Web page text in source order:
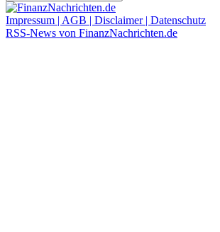
Impressum | AGB | Disclaimer | Datenschutz
RSS-News von FinanzNachrichten.de